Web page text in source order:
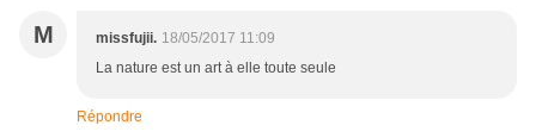
M missfujii. 18/05/2017 11:09
La nature est un art à elle toute seule
Répondre